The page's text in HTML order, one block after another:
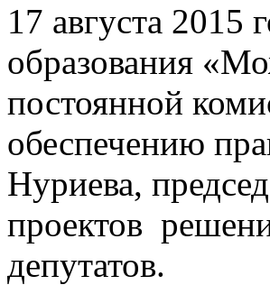
17 августа 2015
образования
постоянной
обеспечению
Нуриева,
проектов
депутатов.